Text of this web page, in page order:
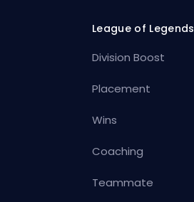
League of Legends
Division Boost
Placement
Wins
Coaching
Teammate